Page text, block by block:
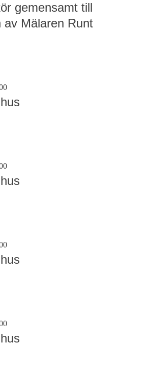
gemensamt till
av Mälaren Runt